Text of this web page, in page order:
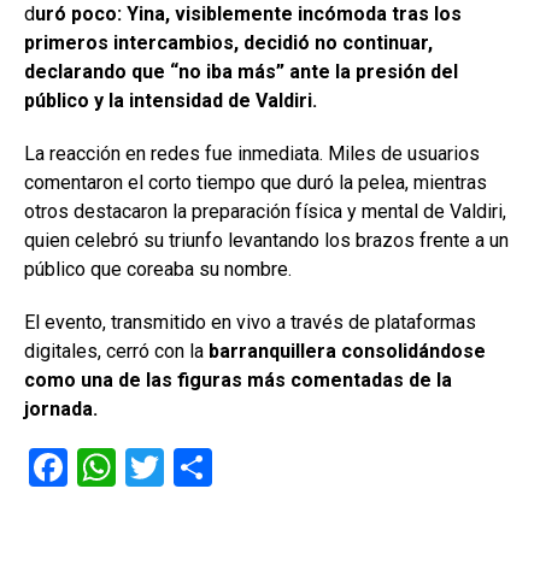
duró poco: Yina, visiblemente incómoda tras los
primeros intercambios, decidió no continuar,
declarando que “no iba más” ante la presión del
público y la intensidad de Valdiri.
La reacción en redes fue inmediata. Miles de usuarios
comentaron el corto tiempo que duró la pelea, mientras
otros destacaron la preparación física y mental de Valdiri,
quien celebró su triunfo levantando los brazos frente a un
público que coreaba su nombre.
El evento, transmitido en vivo a través de plataformas
digitales, cerró con la barranquillera consolidándose
como una de las figuras más comentadas de la
jornada.
F
W T